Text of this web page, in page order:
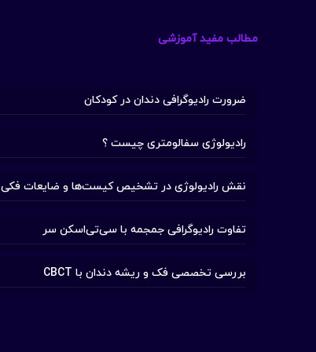
مطالب مفید آموزشی
ضرورت رادیوگرافی دندان در کودکان
رادیولوژی سفالومتری چیست ؟
نقش رادیولوژی در تشخیص کیست‌ها و ضایعات فکی
تفاوت رادیوگرافی جمجمه با سی‌تی‌اسکن سر
بررسی تخصصی فک و ریشه دندان با CBCT